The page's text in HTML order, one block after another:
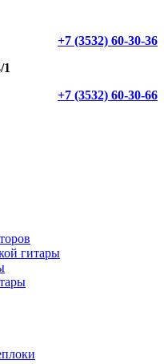
+7 (3532) 60-30-36
+7 (3532) 60-30-66
гитары